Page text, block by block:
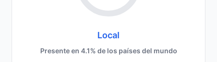
Local
Presente en 4.1% de los países del mundo